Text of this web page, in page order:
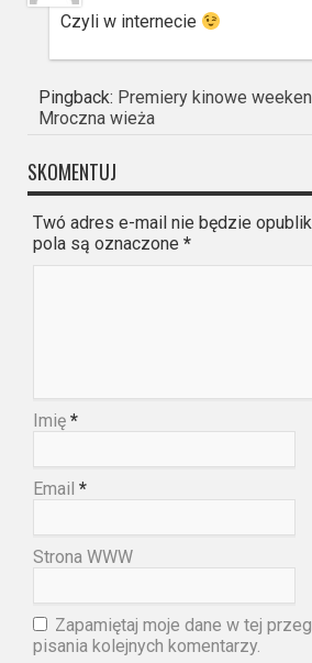
Czyli w internecie
Pingback: Premiery kinowe
Mroczna wieża
SKOMENTUJ
Twó adres e-mail nie będzie
pola są oznaczone *
Imię *
Email *
Strona WWW
Zapamiętaj moje dane w tej
pisania kolejnych komentarzy.